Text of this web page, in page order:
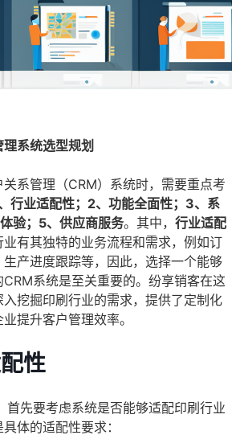
系统选型规划
系管理（CRM）系统时，需要重点考
行业适配性；2、功能全面性；3、系
验；5、供应商服务。其中， 行业适配
有其独特的业务流程和需求，例如订
产进度跟踪等，因此，选择一个能够
系统是至关重要的。纷享销客在这
挖掘印刷行业的需求，提供了定制化
提升客户管理效率。
性
首先要考虑系统是否能够适配印刷行业
体的适配性要求：